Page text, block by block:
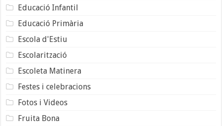
Educació Infantil
Educació Primària
Escola d'Estiu
Escolarització
Escoleta Matinera
Festes i celebracions
Fotos i Videos
Fruita Bona